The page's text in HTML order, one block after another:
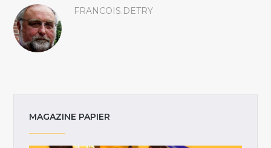
FRANCOIS.DETRY
MAGAZINE PAPIER